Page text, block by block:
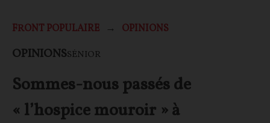
FRONT POPULAIRE OPINIONS
OPINIONSSÉNIOR
Sommes-nous passés de
« l’hospice mouroir » à